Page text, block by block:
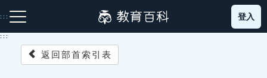
到
主
::: 登入
:::
返回部首索引表